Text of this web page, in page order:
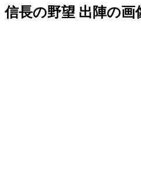
信長の野望 出陣の画